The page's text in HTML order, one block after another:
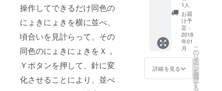
操作してできるだけ同色の
にょきにょきを横に並べ、
頃合いを見計らって、その
同色のにょきにょきをＸ，
Ｙボタンを押して、針に変
化させることにより、並べ
を描き
ます。
＊この
色紙は
イメー
ジで
す。壱
さんの
サイン
もイ
メージ
パイル
〇クラ
ブ(100
冊)』 仁
井谷正
充を講
演会に
呼べる
権利
と、コ
ンパイ
1人
お届
け予
定：
2018
年01
月
詳細を見る
こ
の
リ
タ
ー
ン
を
選
択
す
る